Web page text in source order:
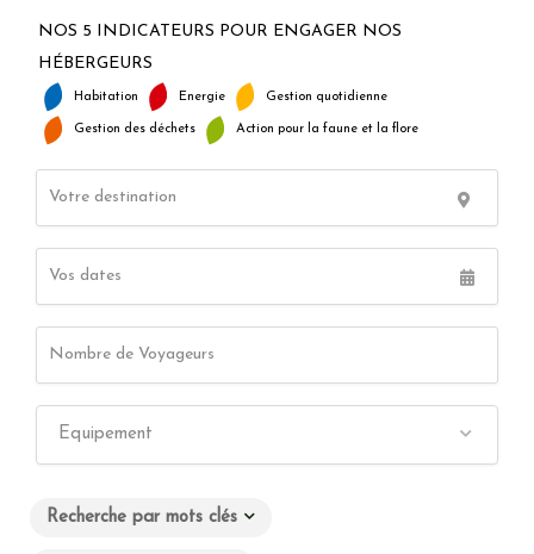
NOS 5 INDICATEURS POUR ENGAGER NOS
HÉBERGEURS
Habitation Energie Gestion quotidienne
Gestion des déchets Action pour la faune et la flore
Equipement
Recherche par mots clés